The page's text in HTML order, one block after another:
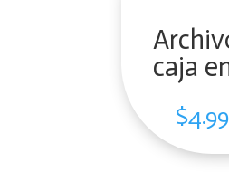
caja
$4.99